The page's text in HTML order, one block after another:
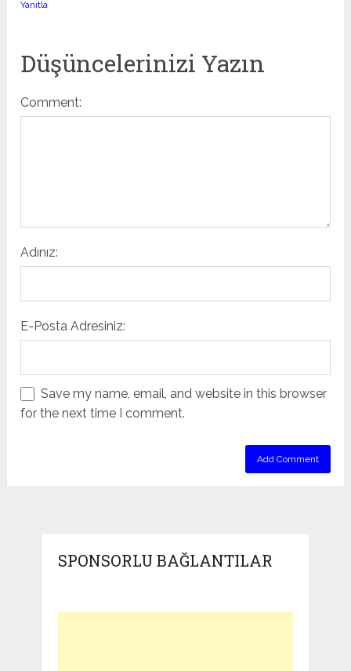
Yanıtla
Düşüncelerinizi Yazın
Comment:
Adınız:
E-Posta Adresiniz:
Save my name, email, and website in this browser
for the next time I comment.
SPONSORLU BAĞLANTILAR